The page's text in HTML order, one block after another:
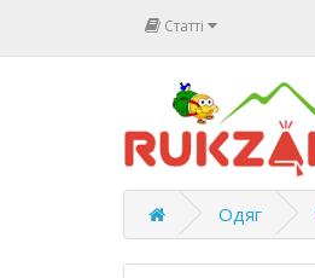
Статті
Одяг